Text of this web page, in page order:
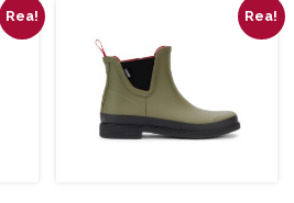
Rea! Rea!